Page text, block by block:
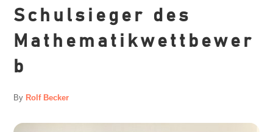
Schulsieger des
Mathematikwettbewer
b
By Rolf Becker